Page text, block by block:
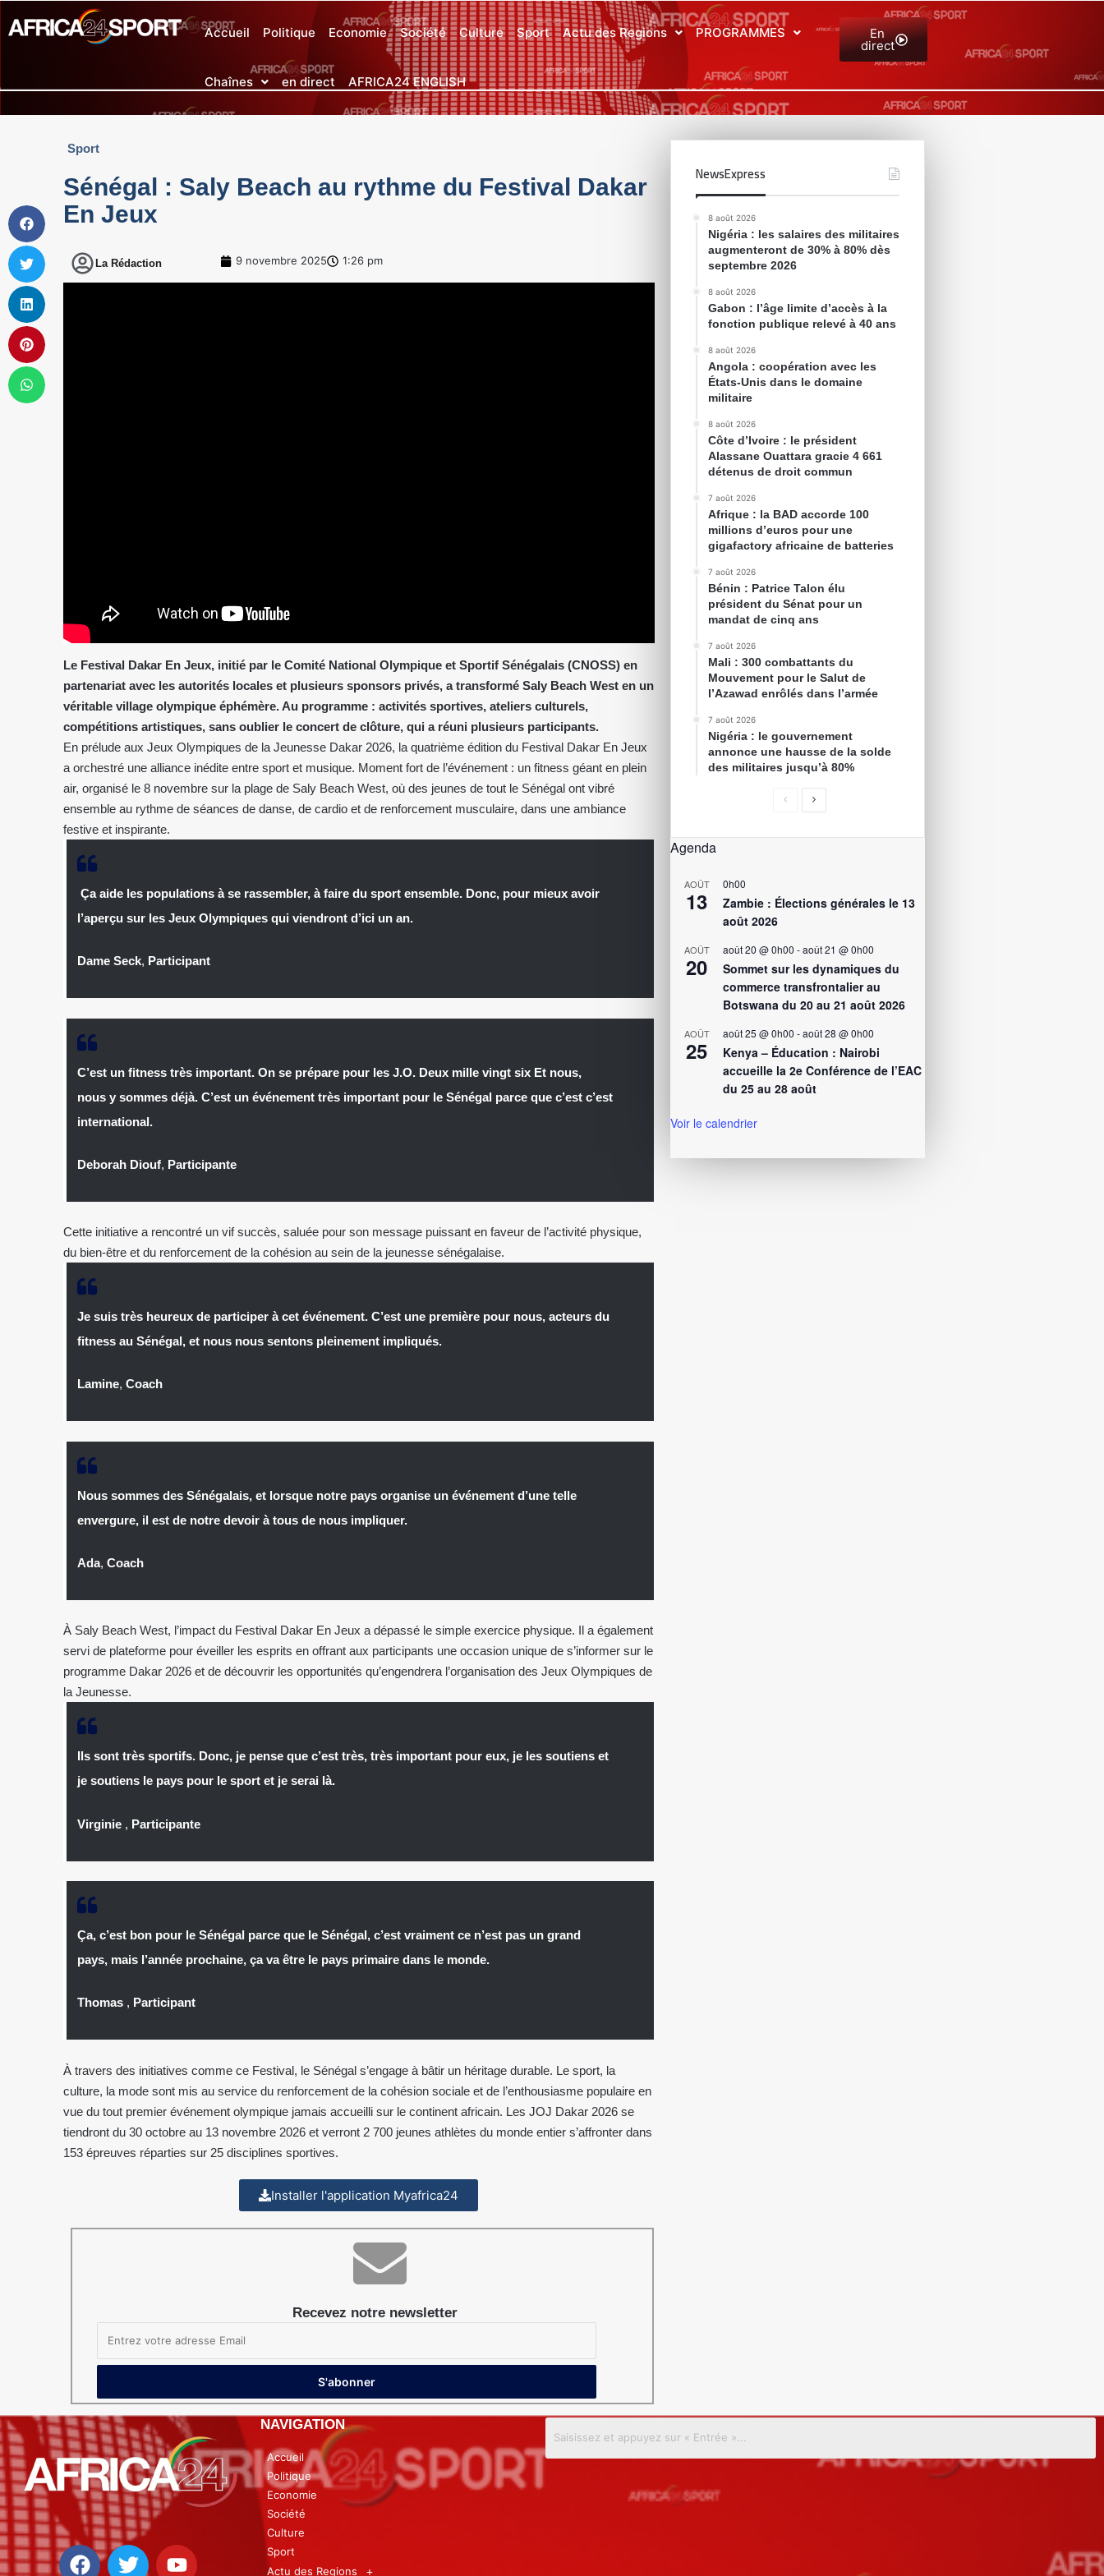
Accueil Politique Economie Société Culture Sport Actu des Regions PROGRAMMES
Chaînes en direct AFRICA24 ENGLISH
En
direct
Sport
Sénégal : Saly Beach au rythme du Festival Dakar
En Jeux
La Rédaction 9 novembre 2025 1:26 pm
Le Festival Dakar En Jeux, initié par le Comité National Olympique et Sportif Sénégalais (CNOSS) en
partenariat avec les autorités locales et plusieurs sponsors privés, a transformé Saly Beach West en un
véritable village olympique éphémère. Au programme : activités sportives, ateliers culturels,
compétitions artistiques, sans oublier le concert de clôture, qui a réuni plusieurs participants.
En prélude aux Jeux Olympiques de la Jeunesse Dakar 2026, la quatrième édition du Festival Dakar En Jeux
a orchestré une alliance inédite entre sport et musique. Moment fort de l’événement : un fitness géant en plein
air, organisé le 8 novembre sur la plage de Saly Beach West, où des jeunes de tout le Sénégal ont vibré
ensemble au rythme de séances de danse, de cardio et de renforcement musculaire, dans une ambiance
festive et inspirante.
Ça aide les populations à se rassembler, à faire du sport ensemble. Donc, pour mieux avoir
l’aperçu sur les Jeux Olympiques qui viendront d’ici un an.
Dame Seck, Participant
C’est un fitness très important. On se prépare pour les J.O. Deux mille vingt six Et nous,
nous y sommes déjà. C’est un événement très important pour le Sénégal parce que c’est c’est
international.
Deborah Diouf, Participante
Cette initiative a rencontré un vif succès, saluée pour son message puissant en faveur de l’activité physique,
du bien-être et du renforcement de la cohésion au sein de la jeunesse sénégalaise.
Je suis très heureux de participer à cet événement. C’est une première pour nous, acteurs du
fitness au Sénégal, et nous nous sentons pleinement impliqués.
Lamine,Coach
Nous sommes des Sénégalais, et lorsque notre pays organise un événement d’une telle
envergure, il est de notre devoir à tous de nous impliquer.
Ada,Coach
À Saly Beach West, l’impact du Festival Dakar En Jeux a dépassé le simple exercice physique. Il a également
servi de plateforme pour éveiller les esprits en offrant aux participants une occasion unique de s’informer sur le
programme Dakar 2026 et de découvrir les opportunités qu’engendrera l’organisation des Jeux Olympiques de
la Jeunesse.
Ils sont très sportifs. Donc, je pense que c’est très, très important pour eux, je les soutiens et
je soutiens le pays pour le sport et je serai là.
Virginie , Participante
Ça, c’est bon pour le Sénégal parce que le Sénégal, c’est vraiment ce n’est pas un grand
pays, mais l’année prochaine, ça va être le pays primaire dans le monde.
Thomas , Participant
À travers des initiatives comme ce Festival, le Sénégal s’engage à bâtir un héritage durable. Le sport, la
culture, la mode sont mis au service du renforcement de la cohésion sociale et de l’enthousiasme populaire en
vue du tout premier événement olympique jamais accueilli sur le continent africain. Les JOJ Dakar 2026 se
tiendront du 30 octobre au 13 novembre 2026 et verront 2 700 jeunes athlètes du monde entier s’affronter dans
153 épreuves réparties sur 25 disciplines sportives.
Installer l'application Myafrica24
Recevez notre newsletter
NewsExpress
8 août 2026
Nigéria : les salaires des militaires
augmenteront de 30% à 80% dès
septembre 2026
8 août 2026
Gabon : l’âge limite d’accès à la
fonction publique relevé à 40 ans
8 août 2026
Angola : coopération avec les
États-Unis dans le domaine
militaire
8 août 2026
Côte d’Ivoire : le président
Alassane Ouattara gracie 4 661
détenus de droit commun
7 août 2026
Afrique : la BAD accorde 100
millions d’euros pour une
gigafactory africaine de batteries
7 août 2026
Bénin : Patrice Talon élu
président du Sénat pour un
mandat de cinq ans
7 août 2026
Mali : 300 combattants du
Mouvement pour le Salut de
l’Azawad enrôlés dans l’armée
7 août 2026
Nigéria : le gouvernement
annonce une hausse de la solde
des militaires jusqu’à 80%
Agenda
AOÛT
13
0h00
Zambie : Élections générales le 13
août 2026
AOÛT
20
août 20 @ 0h00 -août 21 @ 0h00
Sommet sur les dynamiques du
commerce transfrontalier au
Botswana du 20 au 21 août 2026
AOÛT
25
août 25 @ 0h00 -août 28 @ 0h00
Kenya – Éducation : Nairobi
accueille la 2e Conférence de l’EAC
du 25 au 28 août
Voir le calendrier
NAVIGATION
Accueil
Politique
Economie
Société
Culture
Sport
Actu des Regions